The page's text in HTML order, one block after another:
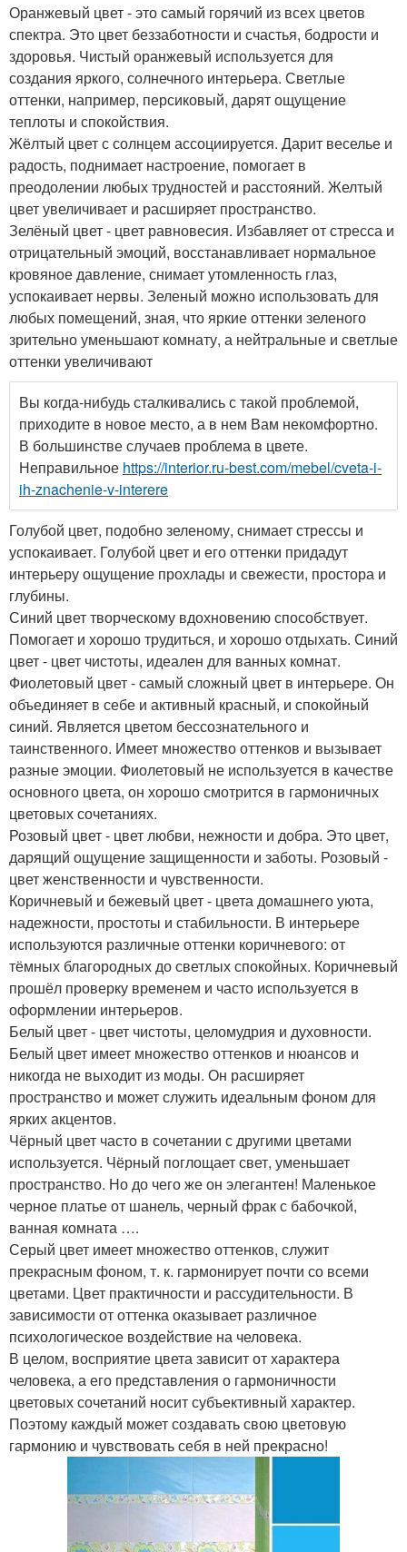
Оранжевый цвет - это самый горячий из всех цветов
спектра. Это цвет беззаботности и счастья, бодрости и
здоровья. Чистый оранжевый используется для
создания яркого, солнечного интерьера. Светлые
оттенки, например, персиковый, дарят ощущение
теплоты и спокойствия.
Жёлтый цвет с солнцем ассоциируется. Дарит веселье и
радость, поднимает настроение, помогает в
преодолении любых трудностей и расстояний. Желтый
цвет увеличивает и расширяет пространство.
Зелёный цвет - цвет равновесия. Избавляет от стресса и
отрицательный эмоций, восстанавливает нормальное
кровяное давление, снимает утомленность глаз,
успокаивает нервы. Зеленый можно использовать для
любых помещений, зная, что яркие оттенки зеленого
зрительно уменьшают комнату, а нейтральные и светлые
оттенки увеличивают
Вы когда-нибудь сталкивались с такой проблемой,
приходите в новое место, а в нем Вам некомфортно.
В большинстве случаев проблема в цвете.
Неправильное https://interior.ru-best.com/mebel/cveta-i-
ih-znachenie-v-interere
Голубой цвет, подобно зеленому, снимает стрессы и
успокаивает. Голубой цвет и его оттенки придадут
интерьеру ощущение прохлады и свежести, простора и
глубины.
Синий цвет творческому вдохновению способствует.
Помогает и хорошо трудиться, и хорошо отдыхать. Синий
цвет - цвет чистоты, идеален для ванных комнат.
Фиолетовый цвет - самый сложный цвет в интерьере. Он
объединяет в себе и активный красный, и спокойный
синий. Является цветом бессознательного и
таинственного. Имеет множество оттенков и вызывает
разные эмоции. Фиолетовый не используется в качестве
основного цвета, он хорошо смотрится в гармоничных
цветовых сочетаниях.
Розовый цвет - цвет любви, нежности и добра. Это цвет,
дарящий ощущение защищенности и заботы. Розовый -
цвет женственности и чувственности.
Коричневый и бежевый цвет - цвета домашнего уюта,
надежности, простоты и стабильности. В интерьере
используются различные оттенки коричневого: от
тёмных благородных до светлых спокойных. Коричневый
прошёл проверку временем и часто используется в
оформлении интерьеров.
Белый цвет - цвет чистоты, целомудрия и духовности.
Белый цвет имеет множество оттенков и нюансов и
никогда не выходит из моды. Он расширяет
пространство и может служить идеальным фоном для
ярких акцентов.
Чёрный цвет часто в сочетании с другими цветами
используется. Чёрный поглощает свет, уменьшает
пространство. Но до чего же он элегантен! Маленькое
черное платье от шанель, черный фрак с бабочкой,
ванная комната ….
Серый цвет имеет множество оттенков, служит
прекрасным фоном, т. к. гармонирует почти со всеми
цветами. Цвет практичности и рассудительности. В
зависимости от оттенка оказывает различное
психологическое воздействие на человека.
В целом, восприятие цвета зависит от характера
человека, а его представления о гармоничности
цветовых сочетаний носит субъективный характер.
Поэтому каждый может создавать свою цветовую
гармонию и чувствовать себя в ней прекрасно!